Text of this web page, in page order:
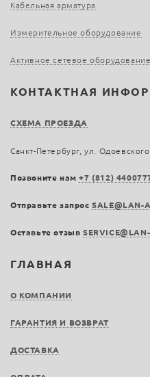
ГЛАВНАЯ
О КОМПАНИИ
ГАРАНТИЯ И ВОЗВРАТ
ДОСТАВКА
Кабельная арматура
Измерительное оборудование
Активное сетевое оборудование
КОНТАКТНАЯ
СХЕМА ПРОЕЗДА
Санкт-Петербург, ул.
Позвоните нам+7 (812)
Отправьте запросSALE@LAN-
Оставьте отзыв